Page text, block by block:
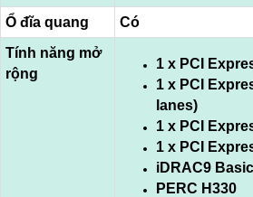
Ổ đĩa quang
Có
Tính năng mở
rộng
1 x PCI
1 x PCI
lanes)
1 x PCI
1 x PCI
iDRAC9 Basic
PERC H330